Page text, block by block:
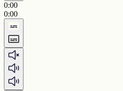
0:00
0:00